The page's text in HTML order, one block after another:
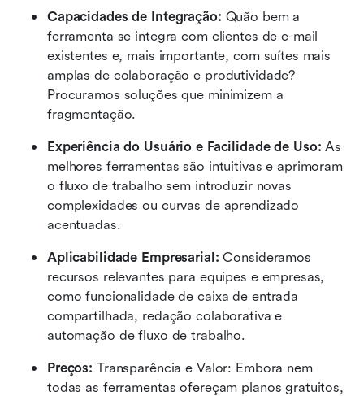
Capacidades de Integração: Quão bem a
ferramenta se integra com clientes de e-mail
existentes e, mais importante, com suítes mais
amplas de colaboração e produtividade?
Procuramos soluções que minimizem a
fragmentação.
Experiência do Usuário e Facilidade de Uso: As
melhores ferramentas são intuitivas e aprimoram
o fluxo de trabalho sem introduzir novas
complexidades ou curvas de aprendizado
acentuadas.
Aplicabilidade Empresarial: Consideramos
recursos relevantes para equipes e empresas,
como funcionalidade de caixa de entrada
compartilhada, redação colaborativa e
automação de fluxo de trabalho.
Preços: Transparência e Valor: Embora nem
todas as ferramentas ofereçam planos gratuitos,